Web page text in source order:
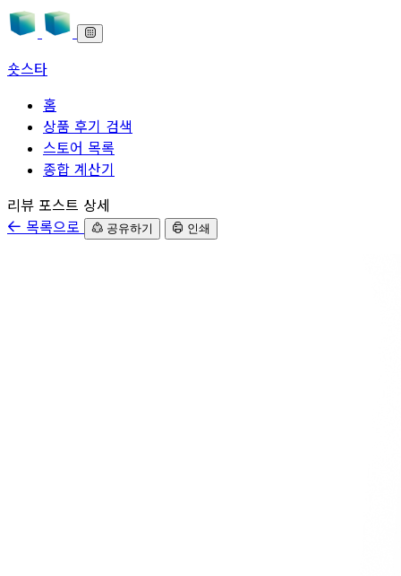
숏스타
홈
상품 후기 검색
스토어 목록
종합 계산기
본문으로 바로가기
리뷰 포스트 상세
목록으로
공유하기 인쇄